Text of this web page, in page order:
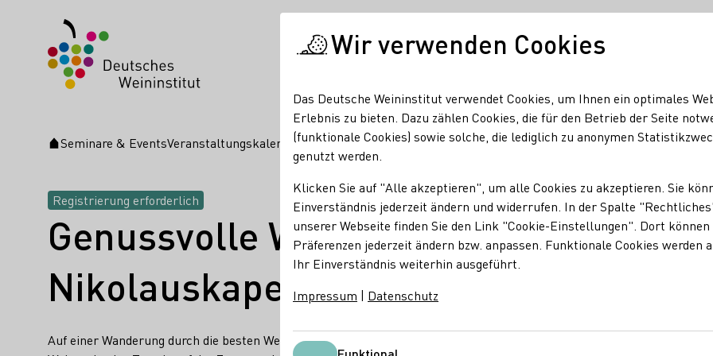
Startseite
Seminare & EventsVeranstaltungskalenderGenussvolle Weinwanderung rund um die Nikolauskapelle bis hoch
Genussvolle Weinwanderung rund um
Nikolauskapelle bis hoch zur Burg
Registrierung erforderlich
Auf einer Wanderung durch die besten Weinlagen von Klingenmünster erfahren Sie mehr über Herkunft, Boden und
Wir verwenden Cookies
Das Deutsche Weininstitut verwendet Cookies, um Ihnen ein optimales
Erlebnis zu bieten. Dazu zählen Cookies, die für den Betrieb der Seite
(funktionale Cookies) sowie solche, die lediglich zu anonymen
genutzt werden.
Klicken Sie auf "Alle akzeptieren", um alle Cookies zu akzeptieren. Sie
Einverständnis jederzeit ändern und widerrufen. In der Spalte
unserer Webseite finden Sie den Link "Cookie-Einstellungen". Dort können
Präferenzen jederzeit ändern bzw. anpassen. Funktionale Cookies werden
Ihr Einverständnis weiterhin ausgeführt.
Impressum | Datenschutz